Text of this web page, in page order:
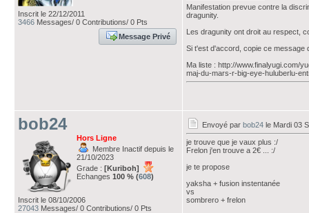
Inscrit le 22/12/2011
3466 Messages/ 0 Contributions/ 0 Pts
Message Privé
Manifestation prevue contre la
dragunity.
Les dragunity ont droit au respect,
Si t'est d'accord, copie ce message
Ma liste : http://www.finalyugi.com/
maj-du-mars-r-big-eye-huluberlu-
bob24
Hors Ligne
Membre Inactif depuis le
21/10/2023
Grade : [Kuriboh]
Echanges 100 % (608)
Inscrit le 08/10/2006
27043 Messages/ 0 Contributions/ 0 Pts
Envoyé par bob24 le Mardi 03
je trouve que je vaux plus :/
Frelon j'en trouve a 2€ ... :/
je te propose
yaksha + fusion instentanée
vs
sombrero + frelon